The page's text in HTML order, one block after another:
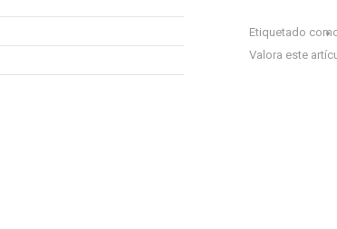
Etiquetado
Valora este